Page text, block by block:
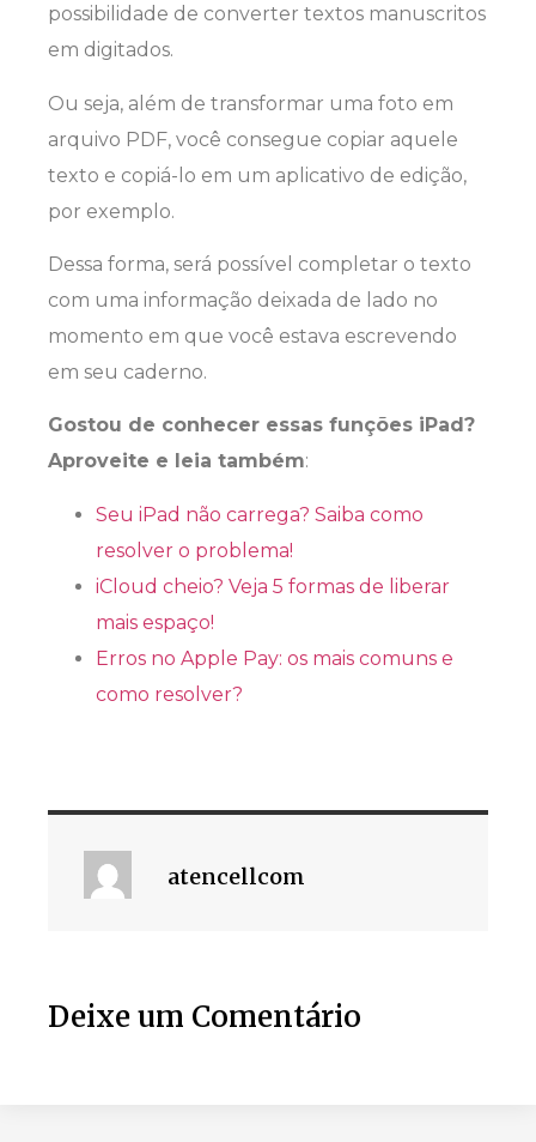
possibilidade de converter textos manuscritos
em digitados.
Ou seja, além de transformar uma foto em
arquivo PDF, você consegue copiar aquele
texto e copiá-lo em um aplicativo de edição,
por exemplo.
Dessa forma, será possível completar o texto
com uma informação deixada de lado no
momento em que você estava escrevendo
em seu caderno.
Gostou de conhecer essas funções iPad?
Aproveite e leia também:
Seu iPad não carrega? Saiba como
resolver o problema!
iCloud cheio? Veja 5 formas de liberar
mais espaço!
Erros no Apple Pay: os mais comuns e
como resolver?
atencellcom
Deixe um Comentário